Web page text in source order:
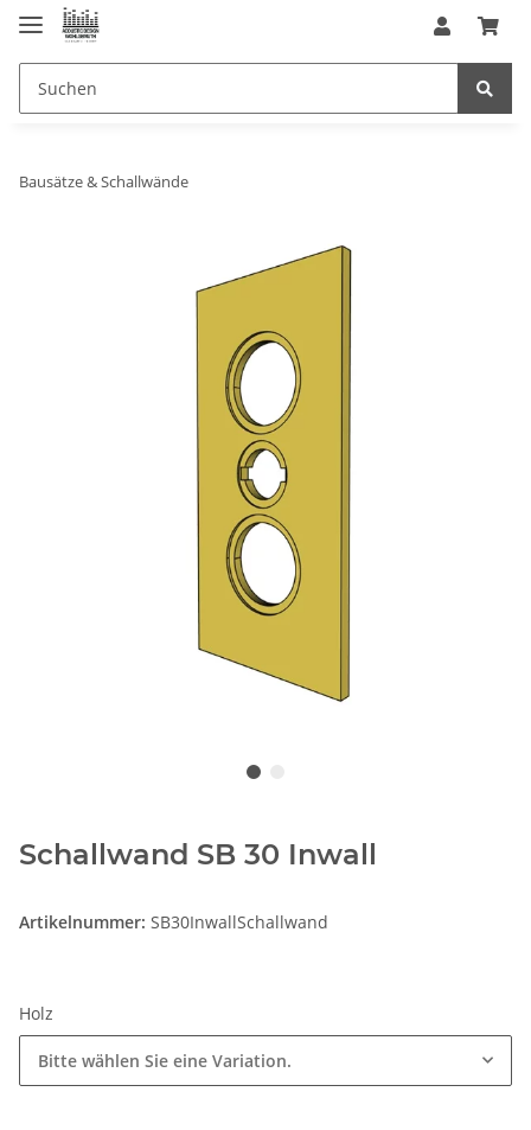
Bausätze & Schallwände
Schallwand SB 30 Inwall
Artikelnummer: SB30InwallSchallwand
Holz
Bitte wählen Sie eine Variation.